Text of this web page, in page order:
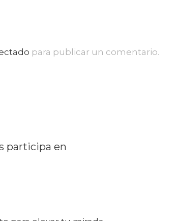
para publicar un comentario.
participa en